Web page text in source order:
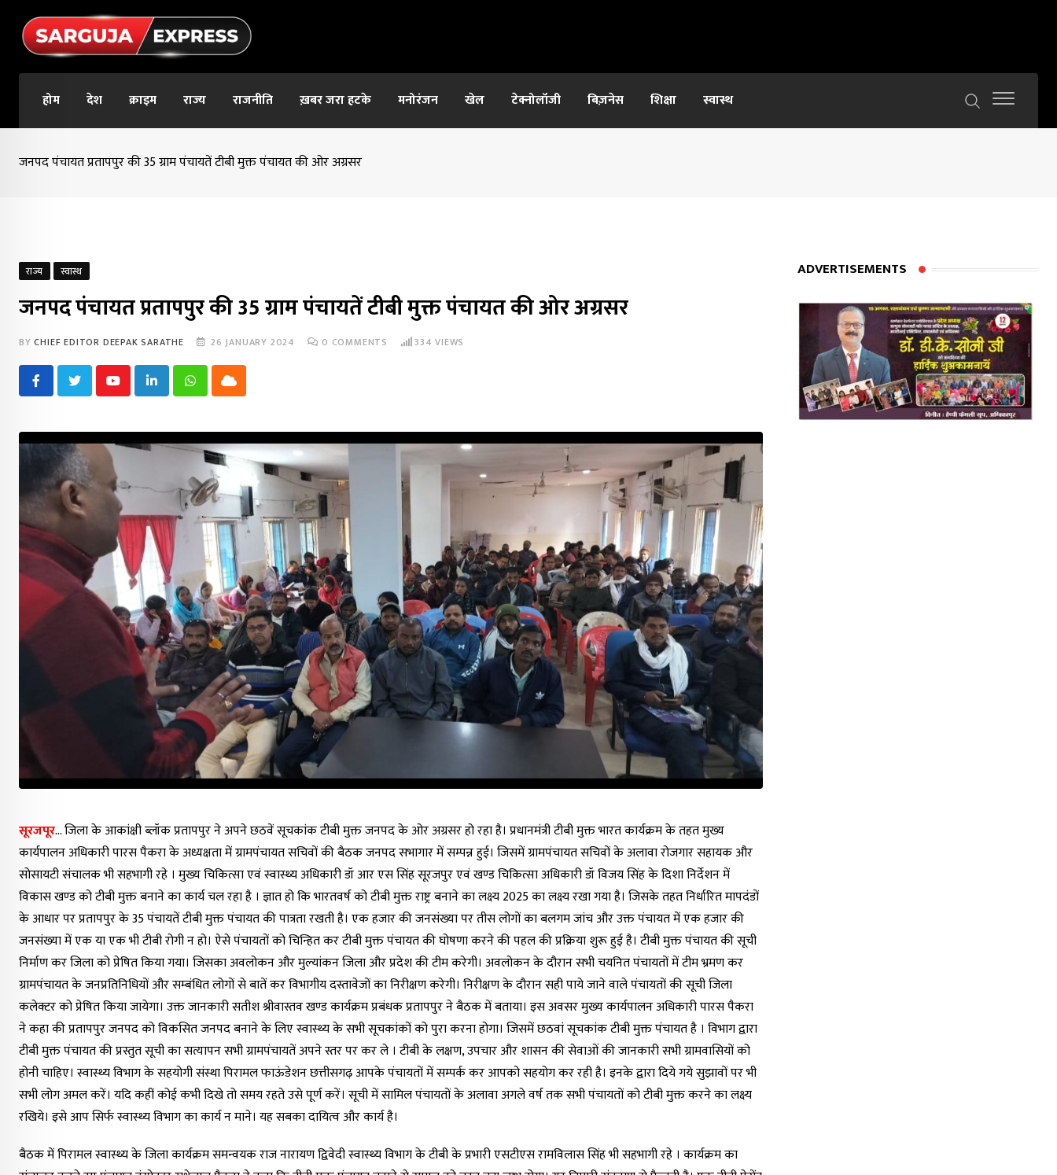
content
होम देश क्राइम राज्य राजनीति ख़बर जरा हटके मनोरंजन खेल टेक्नोलॉजी बिज़नेस शिक्षा स्वास्थ
जनपद पंचायत प्रतापपुर की 35 ग्राम पंचायतें टीबी मुक्त पंचायत की ओर अग्रसर
राज्य स्वास्थ
जनपद पंचायत प्रतापपुर की 35 ग्राम पंचायतें टीबी मुक्त पंचायत की ओर अग्रसर
BYCHIEF EDITOR DEEPAK SARATHE 26 JANUARY 2024 0 COMMENTS 334 VIEWS
YoutubeLinkedInWhatsappCloud
सूरजपूर… जिला के आकांक्षी ब्लॉक प्रतापपुर ने अपने छठवें सूचकांक टीबी मुक्त जनपद के ओर अग्रसर हो रहा है। प्रधानमंत्री टीबी मुक्त भारत कार्यक्रम के तहत मुख्य
कार्यपालन अधिकारी पारस पैकरा के अध्यक्षता में ग्रामपंचायत सचिवों की बैठक जनपद सभागार में सम्पन्न हुई। जिसमें ग्रामपंचायत सचिवों के अलावा रोजगार सहायक और
सोसायटी संचालक भी सहभागी रहे । मुख्य चिकित्सा एवं स्वास्थ्य अधिकारी डॉ आर एस सिंह सूरजपुर एवं खण्ड चिकित्सा अधिकारी डॉ विजय सिंह के दिशा निर्देशन में
विकास खण्ड को टीबी मुक्त बनाने का कार्य चल रहा है । ज्ञात हो कि भारतवर्ष को टीबी मुक्त राष्ट्र बनाने का लक्ष्य 2025 का लक्ष्य रखा गया है। जिसके तहत निर्धारित मापदंडों
के आधार पर प्रतापपुर के 35 पंचायतें टीबी मुक्त पंचायत की पात्रता रखती है। एक हजार की जनसंख्या पर तीस लोगों का बलगम जांच और उक्त पंचायत में एक हजार की
जनसंख्या में एक या एक भी टीबी रोगी न हो। ऐसे पंचायतों को चिन्हित कर टीबी मुक्त पंचायत की घोषणा करने की पहल की प्रक्रिया शुरू हुई है। टीबी मुक्त पंचायत की सूची
निर्माण कर जिला को प्रेषित किया गया। जिसका अवलोकन और मुल्यांकन जिला और प्रदेश की टीम करेगी। अवलोकन के दौरान सभी चयनित पंचायतों में टीम भ्रमण कर
ग्रामपंचायत के जनप्रतिनिधियों और सम्बंधित लोगों से बातें कर विभागीय दस्तावेजों का निरीक्षण करेगी। निरीक्षण के दौरान सही पाये जाने वाले पंचायतों की सूची जिला
कलेक्टर को प्रेषित किया जायेगा। उक्त जानकारी सतीश श्रीवास्तव खण्ड कार्यक्रम प्रबंधक प्रतापपुर ने बैठक में बताया। इस अवसर मुख्य कार्यपालन अधिकारी पारस पैकरा
ने कहा की प्रतापपुर जनपद को विकसित जनपद बनाने के लिए स्वास्थ्य के सभी सूचकांकों को पुरा करना होगा। जिसमें छठवां सूचकांक टीबी मुक्त पंचायत है । विभाग द्वारा
टीबी मुक्त पंचायत की प्रस्तुत सूची का सत्यापन सभी ग्रामपंचायतें अपने स्तर पर कर ले । टीबी के लक्षण, उपचार और शासन की सेवाओं की जानकारी सभी ग्रामवासियों को
होनी चाहिए। स्वास्थ्य विभाग के सहयोगी संस्था पिरामल फाऊंडेशन छत्तीसगढ़ आपके पंचायतों में सम्पर्क कर आपको सहयोग कर रही है। इनके द्वारा दिये गये सुझावों पर भी
सभी लोग अमल करें। यदि कहीं कोई कभी दिखे तो समय रहते उसे पूर्ण करें। सूची में सामिल पंचायतों के अलावा अगले वर्ष तक सभी पंचायतों को टीबी मुक्त करने का लक्ष्य
रखिये। इसे आप सिर्फ स्वास्थ्य विभाग का कार्य न माने। यह सबका दायित्व और कार्य है।
बैठक में पिरामल स्वास्थ्य के जिला कार्यक्रम समन्वयक राज नारायण द्विवेदी स्वास्थ्य विभाग के टीबी के प्रभारी एसटीएस रामविलास सिंह भी सहभागी रहे । कार्यक्रम का
ADVERTISEMENTS